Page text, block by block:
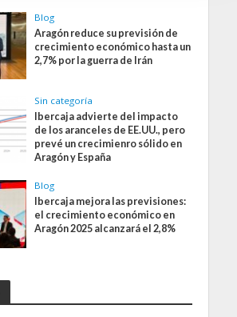
Blog
Aragón reduce su previsión de
crecimiento económico hasta un
2,7% por la guerra de Irán
Sin categoría
Ibercaja advierte del impacto
de los aranceles de EE.UU., pero
prevé un crecimienro sólido en
Aragón y España
Blog
Ibercaja mejora las previsiones:
el crecimiento económico en
Aragón 2025 alcanzará el 2,8%